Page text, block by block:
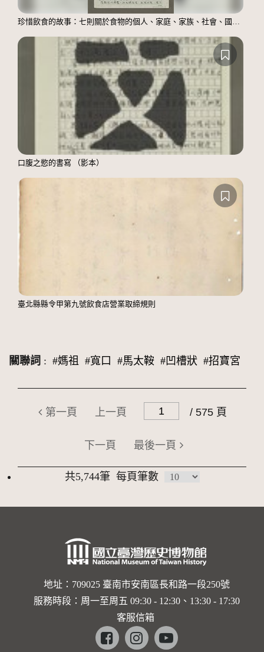
珍惜飲食的故事：七則關於食物的個人、家庭、家族、社會、國族記憶
口腹之慾的書寫 （影本）
臺北縣縣令甲第九號飲食店營業取締規則
關聯詞 : #媽祖 #寬口 #馬太鞍 #凹槽狀 #招寶宮
第一頁 上一頁 / 575 頁
下一頁 最後一頁
共5,744筆 每頁筆數
地址：709025 臺南市安南區長和路一段250號
服務時段：周一至周五 09:30 - 12:30、13:30 - 17:30
客服信箱
Facebookinstagramyoutube